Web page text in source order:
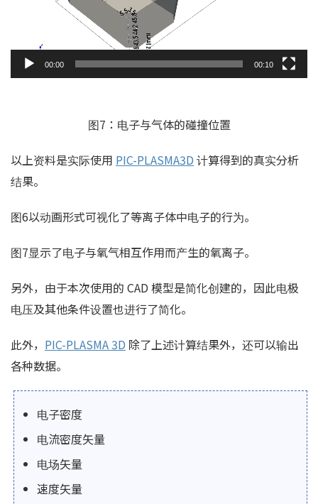
00:00 00:10
图7：电子与气体的碰撞位置
以上资料是实际使用 PIC-PLASMA3D 计算得到的真实分析
结果。
图6以动画形式可视化了等离子体中电子的行为。
图7显示了电子与氧气相互作用而产生的氧离子。
另外，由于本次使用的 CAD 模型是简化创建的，因此电极
电压及其他条件设置也进行了简化。
此外， PIC-PLASMA 3D 除了上述计算结果外，还可以输出
各种数据。
电子密度
电流密度矢量
电场矢量
速度矢量